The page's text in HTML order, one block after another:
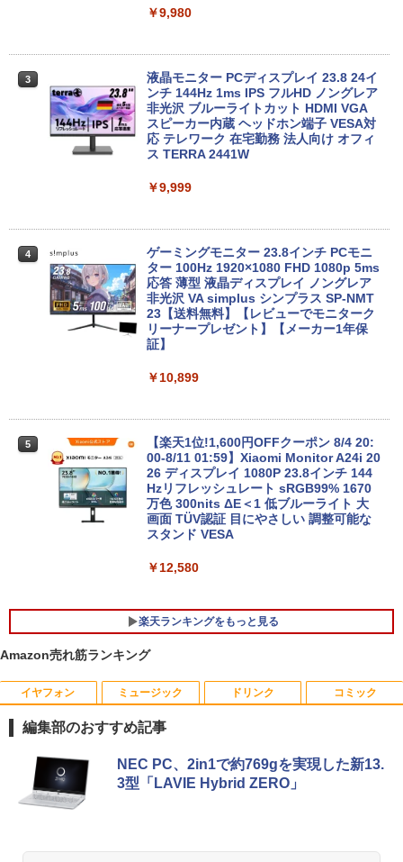
B ラベンダーパープル 11型Androidタブ
レット 6GB/128GB/WiFi VHU5864JP
￥29,981
【P最大15倍還元】2025年新生活応援！
型FHD液晶 Webカメラ 日本語配列キー
ボード付き テレワーク・在宅勤務・オン
ライン授業対応 軽量ノートPC 14Q8F
￥31,980
DELL Inspiron15 5583 Windows11 64
ルHD液晶 ノートパソコン【中古】【30
日保証】1708114
￥34,800
￥49,800
3
【エントリーでポイント100％還元のチ
ャンス】GMKtec M8 ミニPC【AMD Ryz
en 5 PRO 6650H 16GB 512GB】4.5GH
z 6コア 12スレッド OCuLink Windows
11 Pro LPDDR5 6400MT/s 16T増設 3画
面2.5GbpsLAN Bluetooth5.2 WiFi HD
8K コンパクト
【エントリーでポイント100％還元のチ
ャンス】GMKtec ミニPC M3Pro Intel C
ore i5 13500H 最大4.7GHz 12コア16ス
レッド 16GB DDR4 2スロット 64GBま
で拡張可能 512GB/1TB SSD M.2 2280
HDMI 4K 3画面 高速LAN パソコン mini
￥99,998
ガレリア ゲーミングPC デスクトップパ
ソコン Core Ultra 7 265F RTX 5070 Ti
メモリ 16GB / SSD 500GB Windows 11
Home GALLERIA XPC7M-R57T-GD 186
￥9,980
3
液晶モニター PCディスプレイ 23.8 24イ
ンチ 144Hz 1ms IPS フルHD ノングレア
非光沢 ブルーライトカット HDMI VGA
スピーカー内蔵 ヘッドホン端子 VESA対
応 テレワーク 在宅勤務 法人向け オフィ
ス TERRA 2441W
￥9,999
4
ゲーミングモニター 23.8インチ PCモニ
ター 100Hz 1920×1080 FHD 1080p 5ms
応答 薄型 液晶ディスプレイ ノングレア
非光沢 VA simplus シンプラス SP-NMT
23【送料無料】【レビューでモニターク
リーナープレゼント】【メーカー1年保
証】
￥10,899
5
【楽天1位!1,600円OFFクーポン 8/4 20:
00-8/11 01:59】Xiaomi Monitor A24i 20
26 ディスプレイ 1080P 23.8インチ 144
Hzリフレッシュレート sRGB99% 1670
万色 300nits ΔE＜1 低ブルーライト 大
画面 TÜV認証 目にやさしい 調整可能な
スタンド VESA
￥12,580
楽天ランキングをもっと見る
1 夏帆 The Tale of KAHO [ 村上 春樹 ]
￥2,860
Amazon売れ筋ランキング
イヤフォン
Anker Soundcore P40i オフホワイト
￥7,990
ミュージック
BRUCE WAYNE feat. Flo Milli, ATL Jacob
[Explicit]
ドリンク
【Amazon.co.jp限定】 い・ろ・は・す 2L P
ET ラベルレス ×8本
コミック
薬屋のひとりごと 17巻 (デジタル版ビッグガ
ンガンコミックス)
編集部のおすすめ記事
NEC PC、2in1で約769gを実現した新13.
3型「LAVIE Hybrid ZERO」